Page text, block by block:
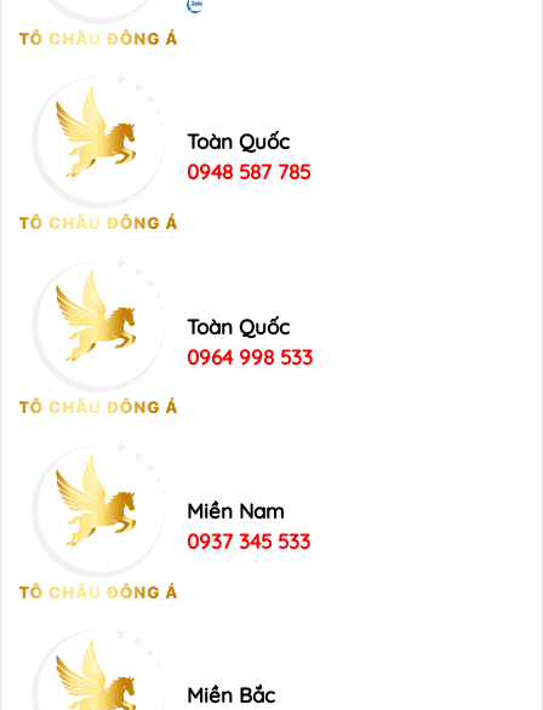
Toàn Quốc
0948 587 785
Toàn Quốc
0964 998 533
Miền Nam
0937 345 533
Miền Bắc